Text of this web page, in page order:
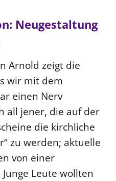
Neugestaltung
Arnold zeigt die
wir mit dem
einen Nerv
all jener, die auf der
die kirchliche
zu werden; aktuelle
von einer
Leute wollten